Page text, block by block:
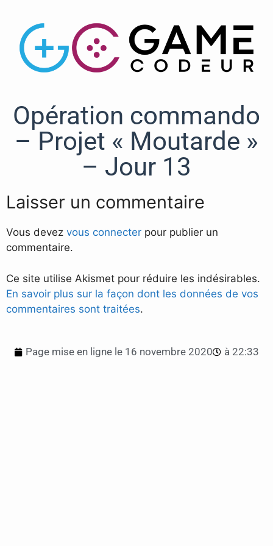
Opération commando
– Projet « Moutarde »
– Jour 13
Laisser un commentaire
Vous devez vous connecter pour publier un
commentaire.
Ce site utilise Akismet pour réduire les indésirables.
En savoir plus sur la façon dont les données de vos
commentaires sont traitées.
Page mise en ligne le 16 novembre 2020 à 22:33